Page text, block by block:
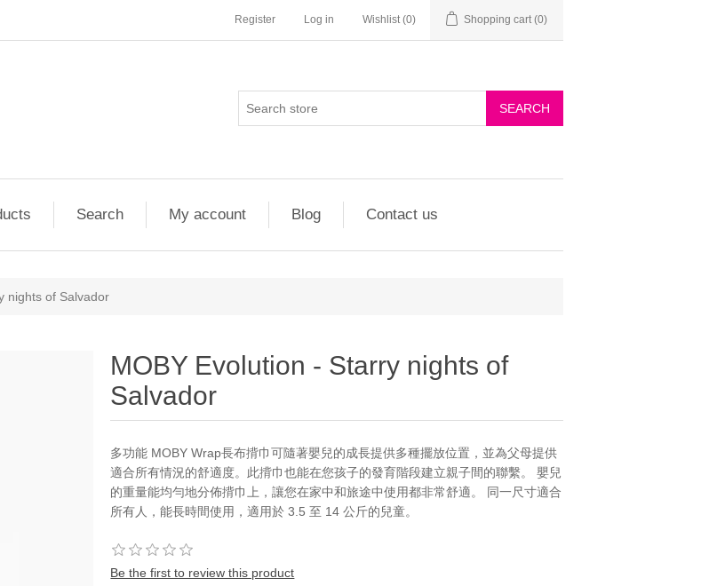
Register Log in Wishlist (0) Shopping cart (0)
Search My account Blog Contact us
nights of Salvador
MOBY Evolution - Starry nights of
Salvador
多功能 MOBY Wrap長布揹巾可隨著嬰兒的成長提供多種擺放位置，並為父母提供
適合所有情況的舒適度。此揹巾也能在您孩子的發育階段建立親子間的聯繫。 嬰兒
的重量能均勻地分佈揹巾上，讓您在家中和旅途中使用都非常舒適。 同一尺寸適合
所有人，能長時間使用，適用於 3.5 至 14 公斤的兒童。
Be the first to review this product